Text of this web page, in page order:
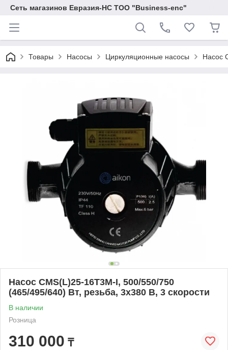
Сеть магазинов Евразия-НС ТОО "Business-enc"
Товары Насосы Циркуляционные насосы Насос
Насос CMS(L)25-16T3M-I, 500/550/750
(465/495/640) Вт, резьба, 3х380 В, 3 скорости
В наличии
Розница
310 000 ₸